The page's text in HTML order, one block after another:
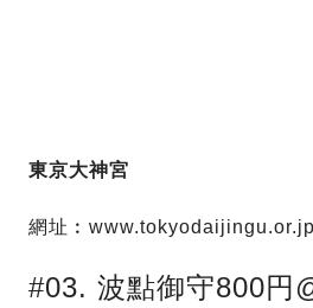
東京大神宮
網址︰www.tokyodaijingu.or.jp
#03. 波點御守800円